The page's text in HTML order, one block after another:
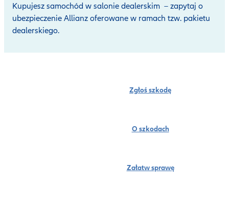
Kupujesz samochód w salonie dealerskim – zapytaj o
ubezpieczenie Allianz oferowane w ramach tzw. pakietu
dealerskiego.
Zgłoś szkodę
O szkodach
Załatw sprawę